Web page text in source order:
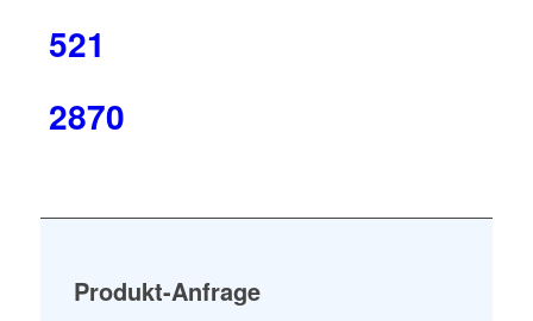
521
2870
Produkt-Anfrage